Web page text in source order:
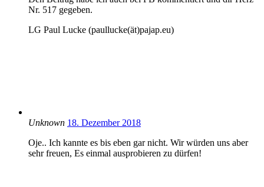
Nr. 517 gegeben.
LG Paul Lucke (paullucke(ät)pajap.eu)
Unknown 18. Dezember 2018
Oje.. Ich kannte es bis eben gar nicht. Wir würden uns aber
sehr freuen, Es einmal ausprobieren zu dürfen!